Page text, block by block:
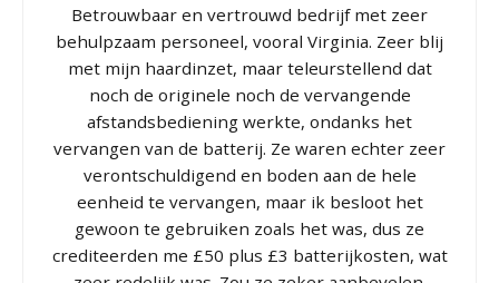
Betrouwbaar en vertrouwd bedrijf met zeer
behulpzaam personeel, vooral Virginia. Zeer blij
met mijn haardinzet, maar teleurstellend dat
noch de originele noch de vervangende
afstandsbediening werkte, ondanks het
vervangen van de batterij. Ze waren echter zeer
verontschuldigend en boden aan de hele
eenheid te vervangen, maar ik besloot het
gewoon te gebruiken zoals het was, dus ze
crediteerden me £50 plus £3 batterijkosten, wat